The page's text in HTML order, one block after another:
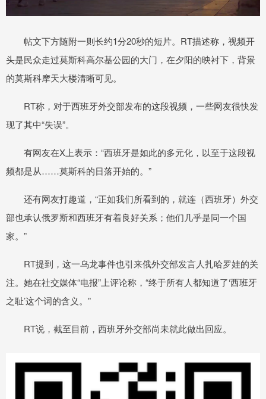
帖文下方随附一则长约1分20秒的短片。RT描述称，视频开
头是民众走过莫斯科高尔基公园的大门，在夕阳的映衬下，背景
的莫斯科摩天大楼清晰可见。
RT称，对于西班牙外交部发布的这段视频，一些网友很快发
现了其中“失误”。
有网友在X上表示：“西班牙是如此的多元化，以至于这段视
频都是从……莫斯科的日落开始的。”
还有网友打趣道，“正如我们所看到的，就连（西班牙）外交
部也承认俄罗斯和西班牙有着良好关系；他们几乎是同一个国
家。”
RT提到，这一乌龙事件也引来俄外交部发言人扎哈罗娃的关
注。她在社交媒体“电报”上评论称，“终于所有人都知道了‘西班牙
之耻’这个词的含义。”
RT说，截至目前，西班牙外交部尚未就此做出回应。